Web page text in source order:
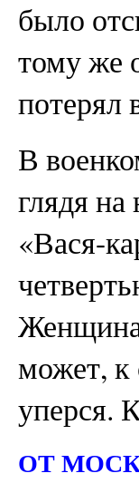
было
тому же
потерял
В
глядя
«Вася-
может,
уперся.
ОТ